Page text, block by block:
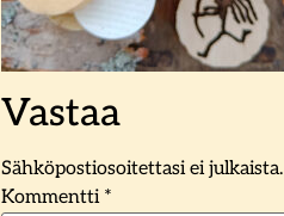
Vastaa
Sähköpostiosoitettasi ei julkaista.
Kommentti *